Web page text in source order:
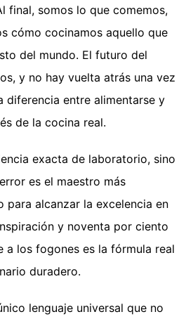
final, somos lo que comemos,
cómo cocinamos aquello que
del mundo. El futuro del
y no hay vuelta atrás una vez
diferencia entre alimentarse y
de la cocina real.
exacta de laboratorio, sino
es el maestro más
para alcanzar la excelencia en
y noventa por ciento
a los fogones es la fórmula real
duradero.
lenguaje universal que no